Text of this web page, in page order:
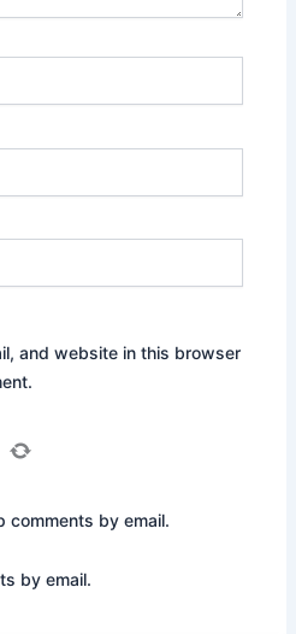
and website in this browser
comments by email.
by email.